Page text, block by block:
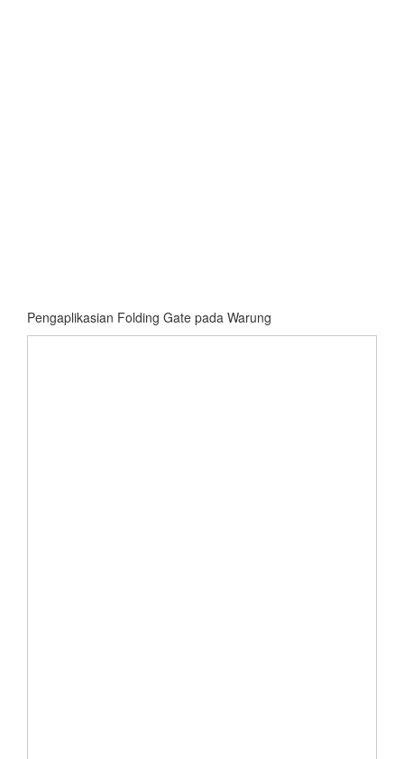
Pengaplikasian Folding Gate pada Warung